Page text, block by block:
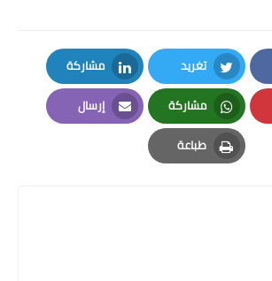
تغريد
Twitter
مشاركة
LinkedIn
مشاركة
Whatsapp
إرسال
Email
طباعة
Print